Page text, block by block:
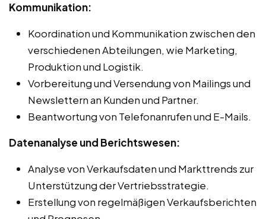
Kommunikation:
Koordination und Kommunikation zwischen den
verschiedenen Abteilungen, wie Marketing,
Produktion und Logistik.
Vorbereitung und Versendung von Mailings und
Newslettern an Kunden und Partner.
Beantwortung von Telefonanrufen und E-Mails.
Datenanalyse und Berichtswesen:
Analyse von Verkaufsdaten und Markttrends zur
Unterstützung der Vertriebsstrategie.
Erstellung von regelmäßigen Verkaufsberichten